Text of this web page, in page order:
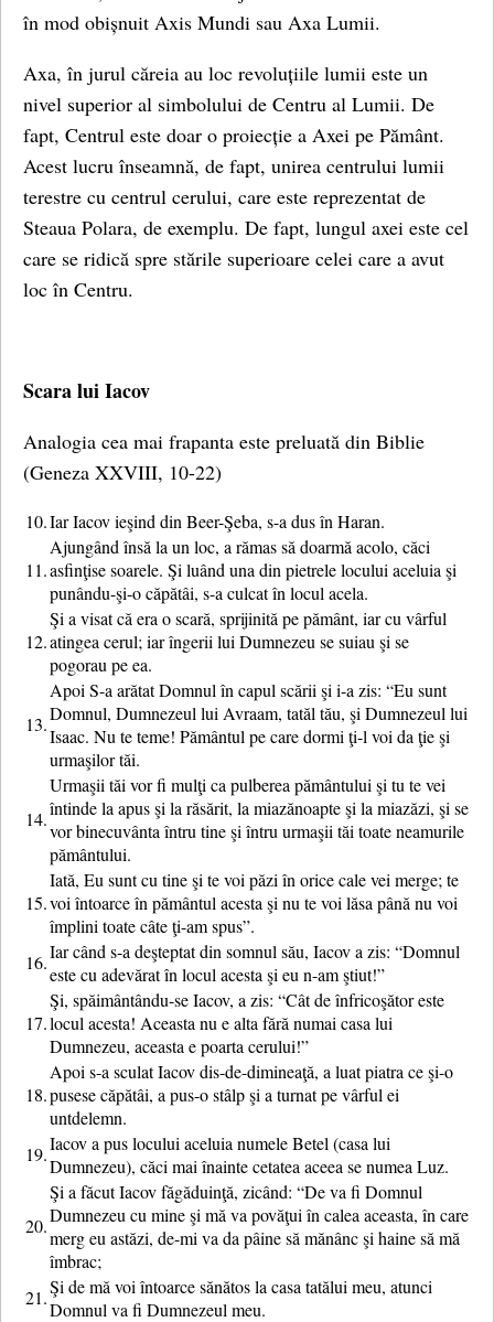
în mod obișnuit Axis Mundi sau Axa Lumii.
Axa, în jurul căreia au loc revoluțiile lumii este un
nivel superior al simbolului de Centru al Lumii. De
fapt, Centrul este doar o proiecție a Axei pe Pământ.
Acest lucru înseamnă, de fapt, unirea centrului lumii
terestre cu centrul cerului, care este reprezentat de
Steaua Polara, de exemplu. De fapt, lungul axei este cel
care se ridică spre stările superioare celei care a avut
loc în Centru.
Scara lui Iacov
Analogia cea mai frapanta este preluată din Biblie
(Geneza XXVIII, 10-22)
10.Iar Iacov ieşind din Beer-Şeba, s-a dus în Haran.
11.
Ajungând însă la un loc, a rămas să doarmă acolo, căci
asfinţise soarele. Şi luând una din pietrele locului aceluia şi
punându-şi-o căpătâi, s-a culcat în locul acela.
12.
Şi a visat că era o scară, sprijinită pe pământ, iar cu vârful
atingea cerul; iar îngerii lui Dumnezeu se suiau şi se
pogorau pe ea.
13.
Apoi S-a arătat Domnul în capul scării şi i-a zis: “Eu sunt
Domnul, Dumnezeul lui Avraam, tatăl tău, şi Dumnezeul lui
Isaac. Nu te teme! Pământul pe care dormi ţi-l voi da ţie şi
urmaşilor tăi.
14.
Urmaşii tăi vor fi mulţi ca pulberea pământului şi tu te vei
întinde la apus şi la răsărit, la miazănoapte şi la miazăzi, şi se
vor binecuvânta întru tine şi întru urmaşii tăi toate neamurile
pământului.
15.
Iată, Eu sunt cu tine şi te voi păzi în orice cale vei merge; te
voi întoarce în pământul acesta şi nu te voi lăsa până nu voi
împlini toate câte ţi-am spus”.
16.Iar când s-a deşteptat din somnul său, Iacov a zis: “Domnul
este cu adevărat în locul acesta şi eu n-am ştiut!”
17.
Şi, spăimântându-se Iacov, a zis: “Cât de înfricoşător este
locul acesta! Aceasta nu e alta fără numai casa lui
Dumnezeu, aceasta e poarta cerului!”
18.
Apoi s-a sculat Iacov dis-de-dimineaţă, a luat piatra ce şi-o
pusese căpătâi, a pus-o stâlp şi a turnat pe vârful ei
untdelemn.
19.Iacov a pus locului aceluia numele Betel (casa lui
Dumnezeu), căci mai înainte cetatea aceea se numea Luz.
20.
Şi a făcut Iacov făgăduinţă, zicând: “De va fi Domnul
Dumnezeu cu mine şi mă va povăţui în calea aceasta, în care
merg eu astăzi, de-mi va da pâine să mănânc şi haine să mă
îmbrac;
21.Şi de mă voi întoarce sănătos la casa tatălui meu, atunci
Domnul va fi Dumnezeul meu.